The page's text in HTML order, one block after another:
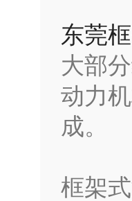
东莞
大部
动力
成。
框架